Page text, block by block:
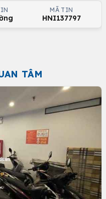
MÃ TIN
HNI137797
TÂM